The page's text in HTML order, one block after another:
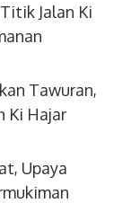
Jalan Ki
Tawuran,
Ki Hajar
Upaya